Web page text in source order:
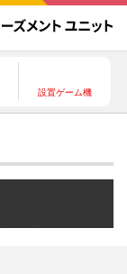
設置ゲーム機